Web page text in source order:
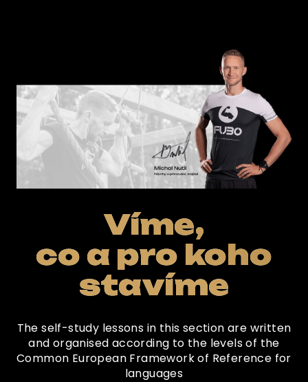
Víme,
co a pro koho
stavíme
The self-study lessons in this section are written
and organised according to the levels of the
Common European Framework of Reference for
languages